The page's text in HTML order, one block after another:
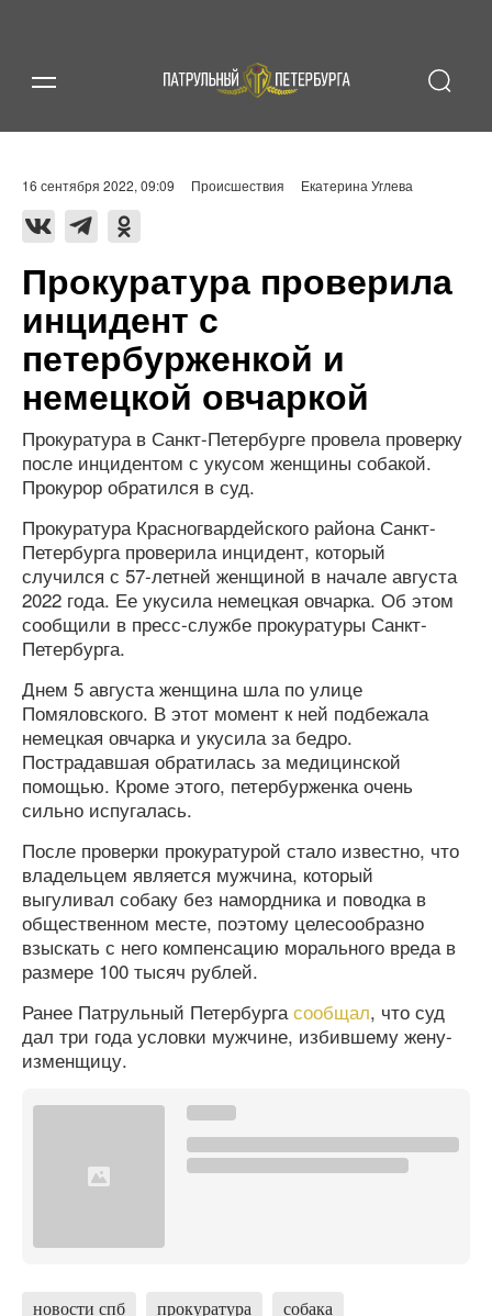
16 сентября 2022, 09:09 Происшествия Екатерина Углева
Прокуратура проверила
инцидент с
петербурженкой и
немецкой овчаркой
Прокуратура в Санкт-Петербурге провела проверку
после инцидентом с укусом женщины собакой.
Прокурор обратился в суд.
Прокуратура Красногвардейского района Санкт-
Петербурга проверила инцидент, который
случился с 57-летней женщиной в начале августа
2022 года. Ее укусила немецкая овчарка. Об этом
сообщили в пресс-службе прокуратуры Санкт-
Петербурга.
Днем 5 августа женщина шла по улице
Помяловского. В этот момент к ней подбежала
немецкая овчарка и укусила за бедро.
Пострадавшая обратилась за медицинской
помощью. Кроме этого, петербурженка очень
сильно испугалась.
После проверки прокуратурой стало известно, что
владельцем является мужчина, который
выгуливал собаку без намордника и поводка в
общественном месте, поэтому целесообразно
взыскать с него компенсацию морального вреда в
размере 100 тысяч рублей.
Ранее Патрульный Петербургасообщал, что суд
дал три года условки мужчине, избившему жену-
изменщицу.
новости спб прокуратура собака